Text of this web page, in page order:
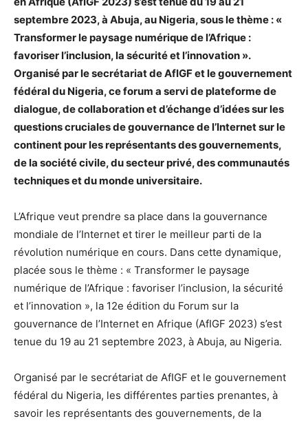
septembre 2023, à Abuja, au Nigeria, sous le thème : «
Transformer le paysage numérique de l’Afrique :
favoriser l’inclusion, la sécurité et l’innovation ».
Organisé par le secrétariat de AfIGF et le gouvernement
fédéral du Nigeria, ce forum a servi de plateforme de
dialogue, de collaboration et d’échange d’idées sur les
questions cruciales de gouvernance de l’Internet sur le
continent pour les représentants des gouvernements,
de la société civile, du secteur privé, des communautés
techniques et du monde universitaire.
L’Afrique veut prendre sa place dans la gouvernance
mondiale de l’Internet et tirer le meilleur parti de la
révolution numérique en cours. Dans cette dynamique,
placée sous le thème : « Transformer le paysage
numérique de l’Afrique : favoriser l’inclusion, la sécurité
et l’innovation », la 12e édition du Forum sur la
gouvernance de l’Internet en Afrique (AfIGF 2023) s’est
tenue du 19 au 21 septembre 2023, à Abuja, au Nigeria.
Organisé par le secrétariat de AfIGF et le gouvernement
fédéral du Nigeria, les différentes parties prenantes, à
savoir les représentants des gouvernements, de la